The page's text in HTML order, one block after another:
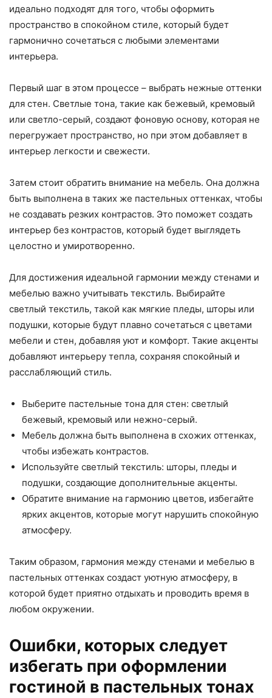
идеально подходят для того, чтобы оформить
пространство в спокойном стиле, который будет
гармонично сочетаться с любыми элементами
интерьера.
Первый шаг в этом процессе – выбрать нежные оттенки
для стен. Светлые тона, такие как бежевый, кремовый
или светло-серый, создают фоновую основу, которая не
перегружает пространство, но при этом добавляет в
интерьер легкости и свежести.
Затем стоит обратить внимание на мебель. Она должна
быть выполнена в таких же пастельных оттенках, чтобы
не создавать резких контрастов. Это поможет создать
интерьер без контрастов, который будет выглядеть
целостно и умиротворенно.
Для достижения идеальной гармонии между стенами и
мебелью важно учитывать текстиль. Выбирайте
светлый текстиль, такой как мягкие пледы, шторы или
подушки, которые будут плавно сочетаться с цветами
мебели и стен, добавляя уют и комфорт. Такие акценты
добавляют интерьеру тепла, сохраняя спокойный и
расслабляющий стиль.
Выберите пастельные тона для стен: светлый
бежевый, кремовый или нежно-серый.
Мебель должна быть выполнена в схожих оттенках,
чтобы избежать контрастов.
Используйте светлый текстиль: шторы, пледы и
подушки, создающие дополнительные акценты.
Обратите внимание на гармонию цветов, избегайте
ярких акцентов, которые могут нарушить спокойную
атмосферу.
Таким образом, гармония между стенами и мебелью в
пастельных оттенках создаст уютную атмосферу, в
которой будет приятно отдыхать и проводить время в
любом окружении.
Ошибки, которых следует
избегать при оформлении
гостиной в пастельных тонах